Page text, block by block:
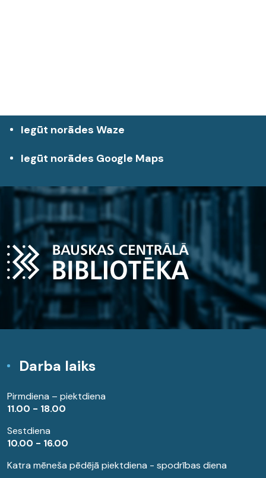
Iegūt norādes Waze
Iegūt norādes Google Maps
Darba laiks
Pirmdiena – piektdiena
11.00 - 18.00
Sestdiena
10.00 - 16.00
Katra mēneša pēdējā piektdiena - spodrības diena